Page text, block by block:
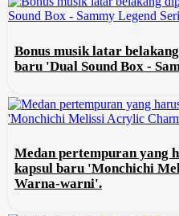
Bonus musik latar
baru 'Dual Sound Box -
Medan pertempuran yang
kapsul baru 'Monchichi
Warna-warni'.